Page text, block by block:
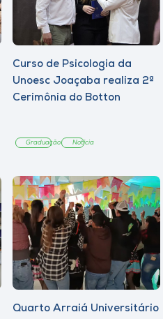
Curso de Psicologia da
Unoesc Joaçaba realiza 2ª
Cerimônia do Botton
Graduação Notícia
Quarto Arraiá Universitário